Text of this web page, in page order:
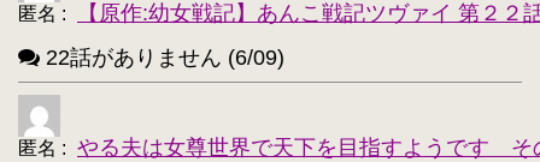
匿名 :
【原作:幼女戦記】あんこ戦記ツヴァイ 第２２
22話がありません (6/09)
匿名 : やる夫は女尊世界で天下を目指すようです そ